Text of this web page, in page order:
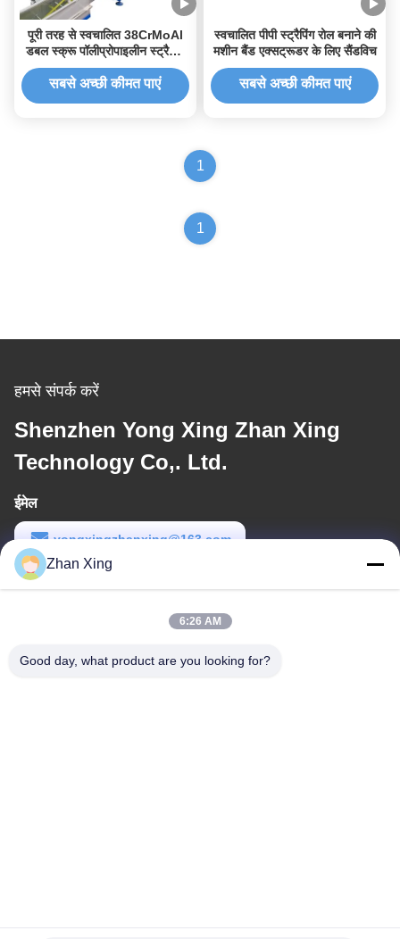
पूरी तरह से स्वचालित 38CrMoAl
डबल स्क्रू पॉलीप्रोपाइलीन स्ट्रैपिंग
मशीन 110 मिमी स्क्रू व्यास के साथ
सबसे अच्छी कीमत पाएं
स्वचालित पीपी स्ट्रैपिंग रोल बनाने की
मशीन बैंड एक्सट्रूडर के लिए सैंडविच
सबसे अच्छी कीमत पाएं
1
1
हमसे संपर्क करें
Shenzhen Yong Xing Zhan Xing
Technology Co,. Ltd.
ईमेल
yongxingzhanxing@163.com
कार्य समय
Zhan Xing
6:26 AM
Good day, what product are you looking for?